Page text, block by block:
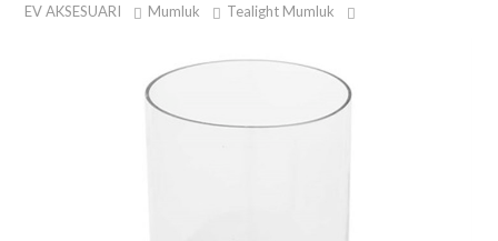
EV AKSESUARI Mumluk Tealight Mumluk